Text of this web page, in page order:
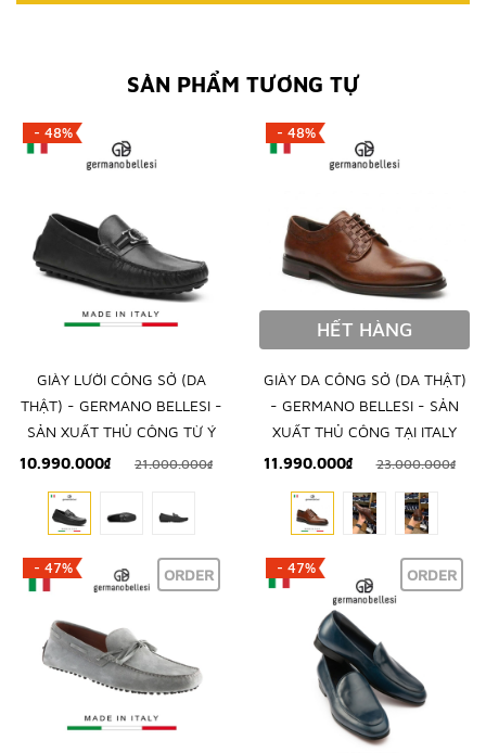
SẢN PHẨM TƯƠNG TỰ
- 48%
GIÀY LƯỜI CÔNG SỞ (DA
THẬT) - GERMANO BELLESI -
SẢN XUẤT THỦ CÔNG TỪ Ý
10.990.000₫
21.000.000₫
- 48%
HẾT HÀNG
GIÀY DA CÔNG SỞ (DA THẬT)
- GERMANO BELLESI - SẢN
XUẤT THỦ CÔNG TẠI ITALY
11.990.000₫
23.000.000₫
- 47% ORDER - 47% ORDER